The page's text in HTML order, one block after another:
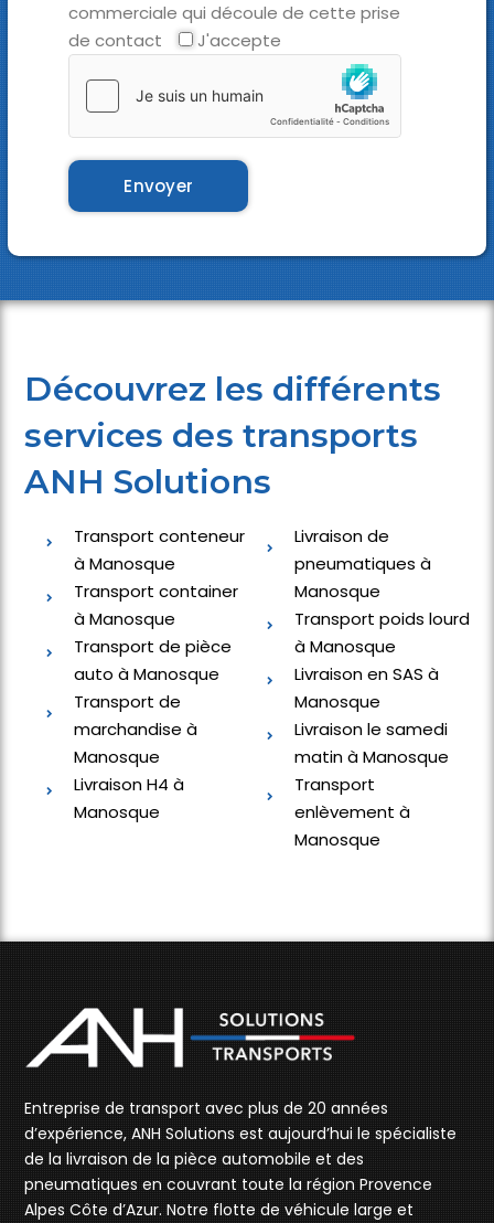
commerciale qui découle de cette prise
de contact
J'accepte
Découvrez les différents
services des transports
ANH Solutions
Transport conteneur
à Manosque
Transport container
à Manosque
Transport de pièce
auto à Manosque
Transport de
marchandise à
Manosque
Livraison H4 à
Manosque
Livraison de
pneumatiques à
Manosque
Transport poids lourd
à Manosque
Livraison en SAS à
Manosque
Livraison le samedi
matin à Manosque
Transport
enlèvement à
Manosque
Entreprise de transport avec plus de 20 années
d’expérience, ANH Solutions est aujourd’hui le spécialiste
de la livraison de la pièce automobile et des
pneumatiques en couvrant toute la région Provence
Alpes Côte d’Azur. Notre flotte de véhicule large et